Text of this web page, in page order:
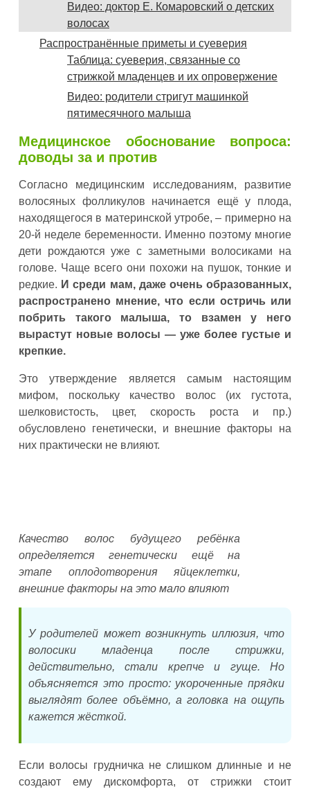
Видео: доктор Е. Комаровский о детских
волосах
Распространённые приметы и суеверия
Таблица: суеверия, связанные со
стрижкой младенцев и их опровержение
Видео: родители стригут машинкой
пятимесячного малыша
Медицинское обоснование вопроса:
доводы за и против
Согласно медицинским исследованиям, развитие
волосяных фолликулов начинается ещё у плода,
находящегося в материнской утробе, – примерно на
20-й неделе беременности. Именно поэтому многие
дети рождаются уже с заметными волосиками на
голове. Чаще всего они похожи на пушок, тонкие и
редкие. И среди мам, даже очень образованных,
распространено мнение, что если остричь или
побрить такого малыша, то взамен у него
вырастут новые волосы — уже более густые и
крепкие.
Это утверждение является самым настоящим
мифом, поскольку качество волос (их густота,
шелковистость, цвет, скорость роста и пр.)
обусловлено генетически, и внешние факторы на
них практически не влияют.
Качество волос будущего ребёнка
определяется генетически ещё на
этапе оплодотворения яйцеклетки,
внешние факторы на это мало влияют
У родителей может возникнуть иллюзия, что
волосики младенца после стрижки,
действительно, стали крепче и гуще. Но
объясняется это просто: укороченные прядки
выглядят более объёмно, а головка на ощупь
кажется жёсткой.
Если волосы грудничка не слишком длинные и не
создают ему дискомфорта, от стрижки стоит